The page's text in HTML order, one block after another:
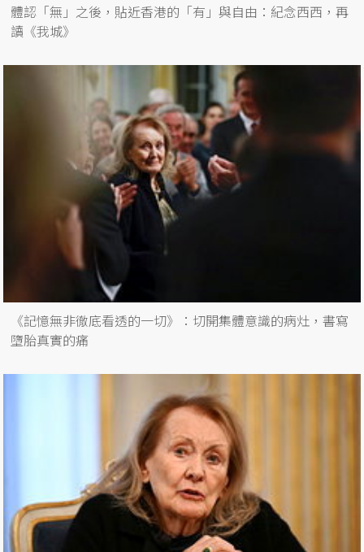
體認「無」之後，貼近香港的「有」與自由：紀念西西，再
讀《我城》
《記憶無非徹底看透的一切》：切開集體意識的病灶，書寫
墮胎真實的痛